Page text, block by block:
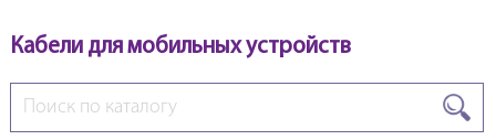
Кабели для мобильных устройств